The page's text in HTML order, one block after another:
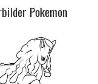
Pokemon